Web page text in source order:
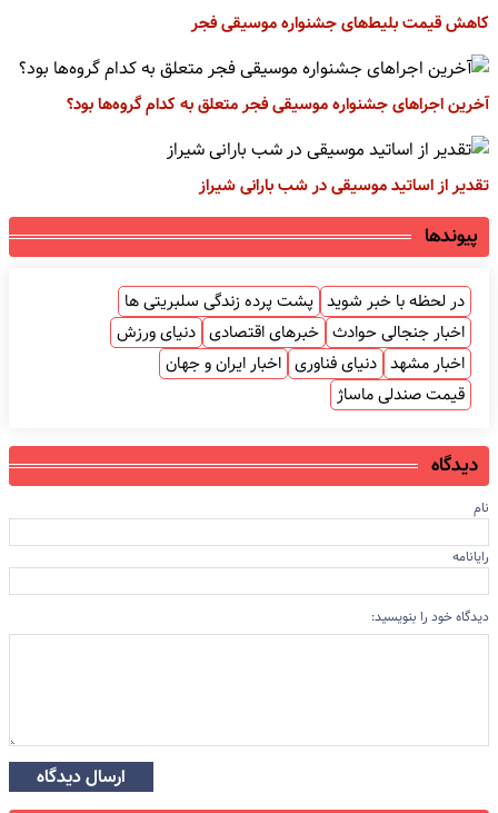
کاهش قیمت بلیط‌های جشنواره موسیقی فجر
آخرین اجراهای جشنواره موسیقی فجر متعلق به کدام گروه‌ها بود؟
تقدیر از اساتید موسیقی در شب بارانی شیراز
پیوندها
در لحظه با خبر شوید پشت پرده زندگی سلبریتی ها
اخبار جنجالی حوادث خبرهای اقتصادی دنیای ورزش
اخبار مشهد دنیای فناوری اخبار ایران و جهان
قیمت صندلی ماساژ
دیدگاه
نام
رایانامه
دیدگاه خود را بنویسید:
ارسال دیدگاه